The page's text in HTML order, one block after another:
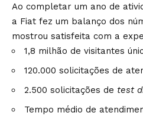
Ao completar um ano de
a Fiat fez um balanço dos
mostrou satisfeita com a
1,8 milhão de visitantes
120.000 solicitações de
2.500 solicitações de test
Tempo médio de